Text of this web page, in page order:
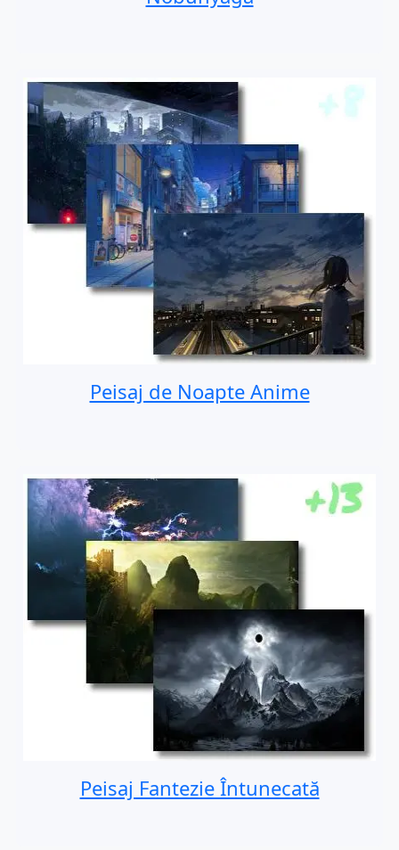
Peisaj de Noapte Anime
Peisaj Fantezie Întunecată